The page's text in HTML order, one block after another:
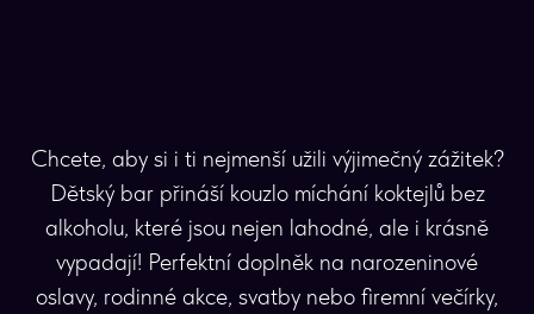
Chcete, aby si i ti nejmenší užili výjimečný zážitek?
Dětský bar přináší kouzlo míchání koktejlů bez
alkoholu, které jsou nejen lahodné, ale i krásně
vypadají! Perfektní doplněk na narozeninové
oslavy, rodinné akce, svatby nebo firemní večírky,